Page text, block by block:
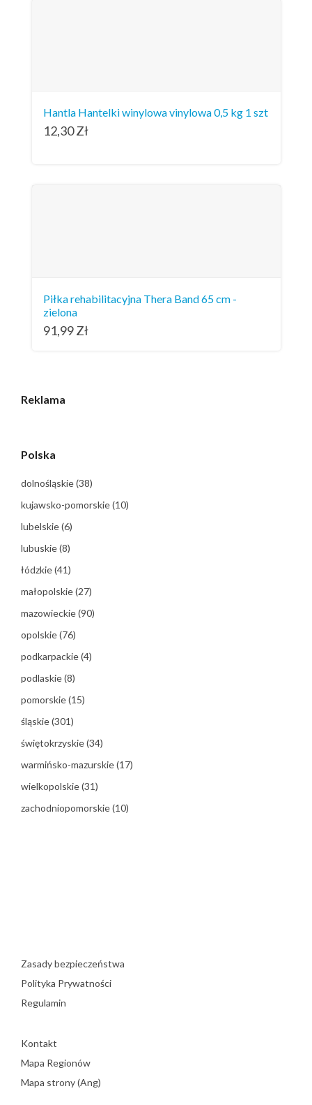
Hantla Hantelki winylowa vinylowa 0,5 kg 1 szt
12,30Zł
Piłka rehabilitacyjna Thera Band 65 cm -
zielona
91,99Zł
Reklama
Polska
dolnośląskie(38)
kujawsko-pomorskie(10)
lubelskie(6)
lubuskie(8)
łódzkie(41)
małopolskie(27)
mazowieckie(90)
opolskie(76)
podkarpackie(4)
podlaskie(8)
pomorskie(15)
śląskie(301)
świętokrzyskie(34)
warmińsko-mazurskie(17)
wielkopolskie(31)
zachodniopomorskie(10)
Zasady bezpieczeństwa
Polityka Prywatności
Regulamin
Kontakt
Mapa Regionów
Mapa strony (Ang)